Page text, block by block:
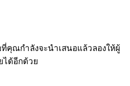
คุณกำลังจะนำเสนอแล้วลองให้ผู้
ได้อีกด้วย